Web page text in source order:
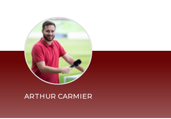
ARTHUR CARMIER